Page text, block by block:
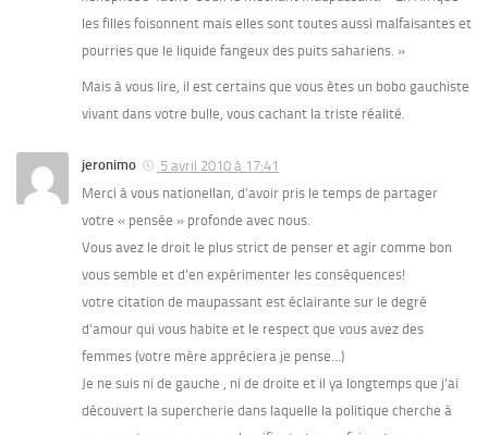
les filles foisonnent mais elles sont toutes aussi malfaisantes et
pourries que le liquide fangeux des puits sahariens. »
Mais à vous lire, il est certains que vous êtes un bobo gauchiste
vivant dans votre bulle, vous cachant la triste réalité.
jeronimo
5 avril 2010 à 17:41
Merci à vous nationellan, d’avoir pris le temps de partager
votre « pensée » profonde avec nous.
Vous avez le droit le plus strict de penser et agir comme bon
vous semble et d’en expérimenter les conséquences!
votre citation de maupassant est éclairante sur le degré
d’amour qui vous habite et le respect que vous avez des
femmes (votre mère appréciera je pense…)
Je ne suis ni de gauche , ni de droite et il ya longtemps que j’ai
découvert la supercherie dans laquelle la politique cherche à